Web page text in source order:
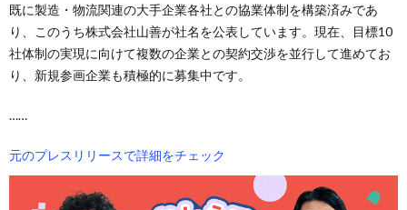
既に製造・物流関連の大手企業各社との協業体制を構築済みであ
り、このうち株式会社山善が社名を公表しています。現在、目標10
社体制の実現に向けて複数の企業との契約交渉を並行して進めてお
り、新規参画企業も積極的に募集中です。
……
元のプレスリリースで詳細をチェック